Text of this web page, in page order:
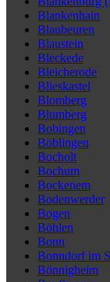
Blankenhain
Blaubeuren
Blaustein
Bleckede
Bleicherode
Blieskastel
Blomberg
Blumberg
Bobingen
Böblingen
Bocholt
Bochum
Bockenem
Bodenwerder
Bogen
Böhlen
Bonn
Bonndorf im
Bönnigheim